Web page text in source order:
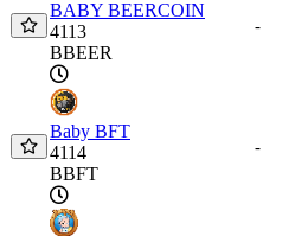
BABY BEERCOIN
4113
BBEER
-
Baby BFT
4114
BBFT
-